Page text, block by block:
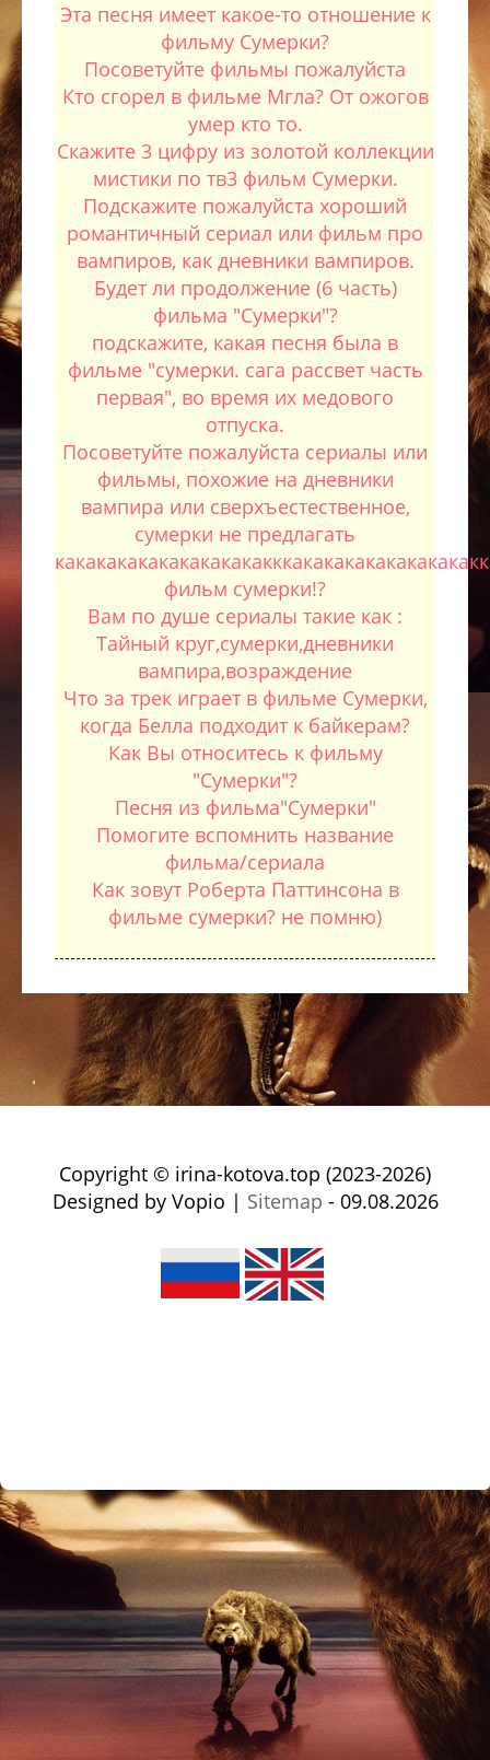
Эта песня имеет какое-то отношение к
фильму Сумерки?
Посоветуйте фильмы пожалуйста
Кто сгорел в фильме Мгла? От ожогов
умер кто то.
Скажите 3 цифру из золотой коллекции
мистики по тв3 фильм Сумерки.
Подскажите пожалуйста хороший
романтичный сериал или фильм про
вампиров, как дневники вампиров.
Будет ли продолжение (6 часть)
фильма "Сумерки"?
подскажите, какая песня была в
фильме "сумерки. сага рассвет часть
первая", во время их медового
отпуска.
Посоветуйте пожалуйста сериалы или
фильмы, похожие на дневники
вампира или сверхъестественное,
сумерки не предлагать
фильм сумерки!?
Вам по душе сериалы такие как :
Тайный круг,сумерки,дневники
вампира,возраждение
Что за трек играет в фильме Сумерки,
когда Белла подходит к байкерам?
Как Вы относитесь к фильму
"Сумерки"?
Песня из фильма"Сумерки"
Помогите вспомнить название
фильма/сериала
Как зовут Роберта Паттинсона в
фильме сумерки? не помню)
Copyright © irina-kotova.top (2023-2026)
Designed by Vopio | Sitemap - 09.08.2026